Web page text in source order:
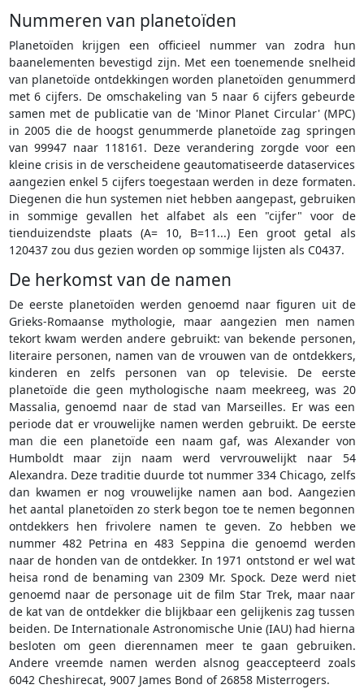
Nummeren van planetoïden
Planetoïden krijgen een officieel nummer van zodra hun
baanelementen bevestigd zijn. Met een toenemende snelheid
van planetoïde ontdekkingen worden planetoïden genummerd
met 6 cijfers. De omschakeling van 5 naar 6 cijfers gebeurde
samen met de publicatie van de 'Minor Planet Circular' (MPC)
in 2005 die de hoogst genummerde planetoïde zag springen
van 99947 naar 118161. Deze verandering zorgde voor een
kleine crisis in de verscheidene geautomatiseerde dataservices
aangezien enkel 5 cijfers toegestaan werden in deze formaten.
Diegenen die hun systemen niet hebben aangepast, gebruiken
in sommige gevallen het alfabet als een "cijfer" voor de
tienduizendste plaats (A= 10, B=11...) Een groot getal als
120437 zou dus gezien worden op sommige lijsten als C0437.
De herkomst van de namen
De eerste planetoïden werden genoemd naar figuren uit de
Grieks-Romaanse mythologie, maar aangezien men namen
tekort kwam werden andere gebruikt: van bekende personen,
literaire personen, namen van de vrouwen van de ontdekkers,
kinderen en zelfs personen van op televisie. De eerste
planetoïde die geen mythologische naam meekreeg, was 20
Massalia, genoemd naar de stad van Marseilles. Er was een
periode dat er vrouwelijke namen werden gebruikt. De eerste
man die een planetoïde een naam gaf, was Alexander von
Humboldt maar zijn naam werd vervrouwelijkt naar 54
Alexandra. Deze traditie duurde tot nummer 334 Chicago, zelfs
dan kwamen er nog vrouwelijke namen aan bod. Aangezien
het aantal planetoïden zo sterk begon toe te nemen begonnen
ontdekkers hen frivolere namen te geven. Zo hebben we
nummer 482 Petrina en 483 Seppina die genoemd werden
naar de honden van de ontdekker. In 1971 ontstond er wel wat
heisa rond de benaming van 2309 Mr. Spock. Deze werd niet
genoemd naar de personage uit de film Star Trek, maar naar
de kat van de ontdekker die blijkbaar een gelijkenis zag tussen
beiden. De Internationale Astronomische Unie (IAU) had hierna
besloten om geen dierennamen meer te gaan gebruiken.
Andere vreemde namen werden alsnog geaccepteerd zoals
6042 Cheshirecat, 9007 James Bond of 26858 Misterrogers.